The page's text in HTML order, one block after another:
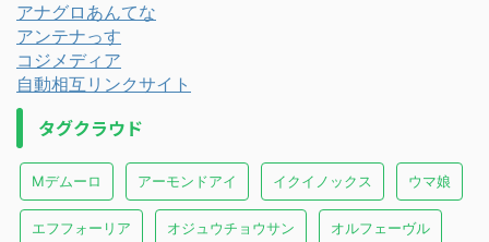
アナグロあんてな
アンテナっす
コジメディア
自動相互リンクサイト
タグクラウド
Mデムーロ アーモンドアイ イクイノックス ウマ娘
エフフォーリア オジュウチョウサン オルフェーヴル